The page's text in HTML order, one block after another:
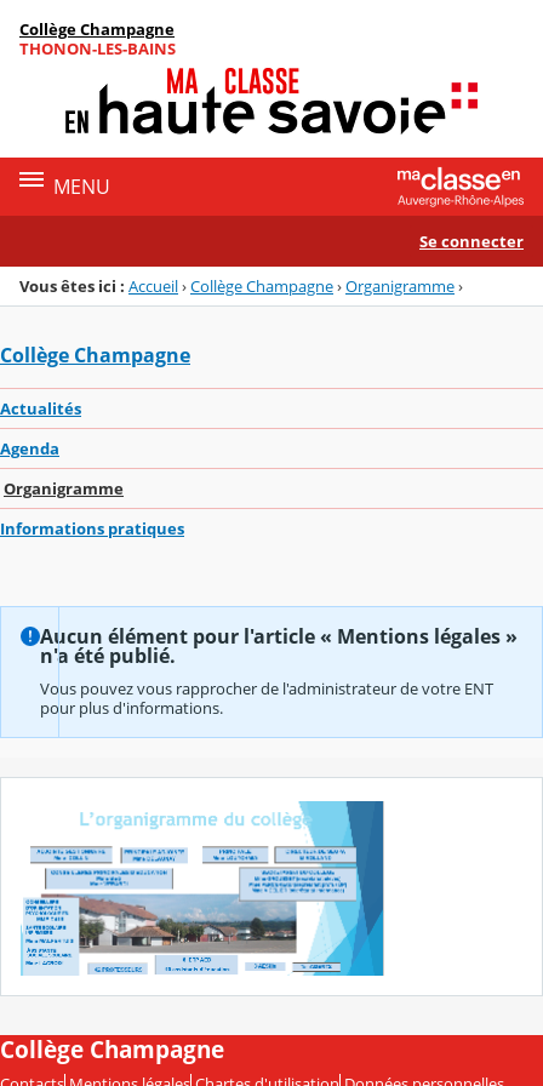
Menu de la rubrique
Contenu
Collège Champagne
THONON-LES-BAINS
MENU
Se connecter
Vous êtes ici : Accueil›Collège Champagne›Organigramme›
Collège Champagne
Actualités
Agenda
Organigramme
Informations pratiques
Aucun élément pour l'article « Mentions légales »
n'a été publié.
Vous pouvez vous rapprocher de l'administrateur de votre ENT
pour plus d'informations.
Collège Champagne